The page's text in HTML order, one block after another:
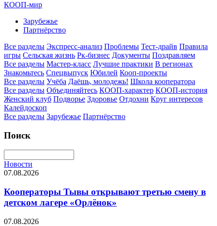
КООП-мир
Зарубежье
Партнёрство
Все разделы Экспресс-анализ Проблемы Тест-драйв Правила
игры Сельская жизнь Рк-бизнес Документы Поздравляем
Все разделы Мастер-класс Лучшие практики В регионах
Знакомьтесь Спецвыпуск Юбилей Кооп-проекты
Все разделы Учёба Даёшь, молодежь! Школа кооператора
Все разделы Объединяйтесь КООП-характер КООП-история
Женский клуб Подворье Здоровье Отдохни Круг интересов
Калейдоскоп
Все разделы Зарубежье Партнёрство
Поиск
Новости
07.08.2026
Кооператоры Тывы открывают третью смену в
детском лагере «Орлёнок»
07.08.2026